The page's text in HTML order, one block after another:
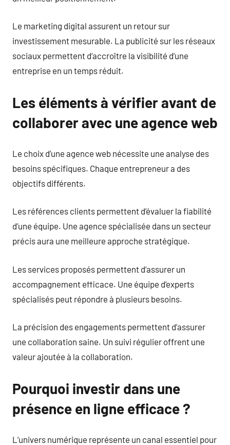
Le marketing digital assurent un retour sur
investissement mesurable. La publicité sur les réseaux
sociaux permettent d’accroître la visibilité d’une
entreprise en un temps réduit.
Les éléments à vérifier avant de
collaborer avec une agence web
Le choix d’une agence web nécessite une analyse des
besoins spécifiques. Chaque entrepreneur a des
objectifs différents.
Les références clients permettent d’évaluer la fiabilité
d’une équipe. Une agence spécialisée dans un secteur
précis aura une meilleure approche stratégique.
Les services proposés permettent d’assurer un
accompagnement efficace. Une équipe d’experts
spécialisés peut répondre à plusieurs besoins.
La précision des engagements permettent d’assurer
une collaboration saine. Un suivi régulier offrent une
valeur ajoutée à la collaboration.
Pourquoi investir dans une
présence en ligne efficace ?
L’univers numérique représente un canal essentiel pour